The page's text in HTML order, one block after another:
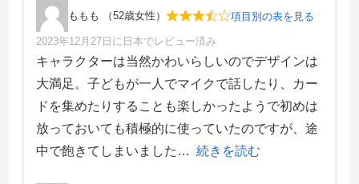
ももも （52歳女性） 項目別の表を見る
項目別評価
価格・料金
3
学習効果
3
サポート体制
4
デザイン性
3
2023年12月27日に日本でレビュー済み
キャラクターは当然かわいらしいのでデザインは
大満足。子どもが一人でマイクで話したり、カー
ドを集めたりすることも楽しかったようで初めは
放っておいても積極的に使っていたのですが、途
中で飽きてしまいました
続きを読む